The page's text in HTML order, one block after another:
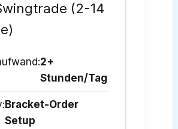
(2-14
2+
Stunden/Tag
Bracket-Order
Setup